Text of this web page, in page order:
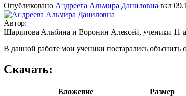
Опубликовано Андреева Альмира Даниловна вкл
Автор:
Шарипова Альбина и Воронин Алексей, ученики 11 а
В данной работе мои ученики постарались
Скачать:
Вложение
Размер